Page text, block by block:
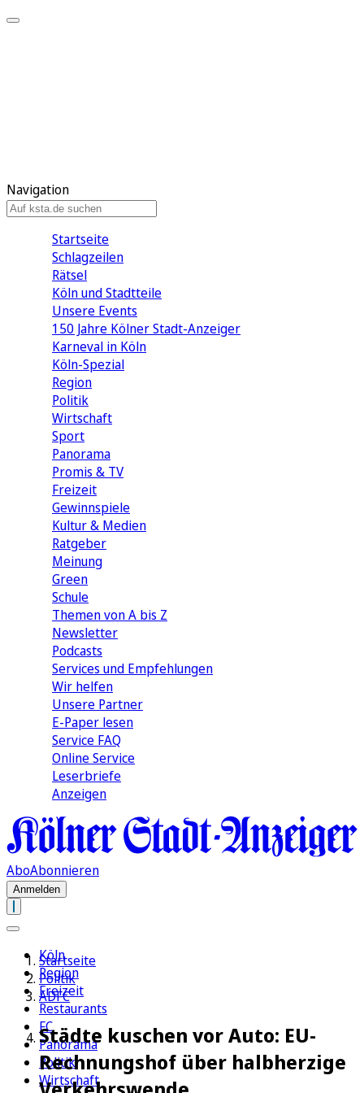
Navigation
Startseite
Schlagzeilen
Rätsel
Köln und Stadtteile
Unsere Events
150 Jahre Kölner Stadt-Anzeiger
Karneval in Köln
Köln-Spezial
Region
Politik
Wirtschaft
Sport
Panorama
Promis & TV
Freizeit
Gewinnspiele
Kultur & Medien
Ratgeber
Meinung
Green
Schule
Themen von A bis Z
Newsletter
Podcasts
Services und Empfehlungen
Wir helfen
Unsere Partner
E-Paper lesen
Service FAQ
Online Service
Leserbriefe
Anzeigen
AboAbonnieren
Anmelden
Köln
Region
Freizeit
Restaurants
FC
Panorama
Politik
Wirtschaft
Startseite
Politik
ADFC
Städte kuschen vor Auto: EU-
Rechnungshof über halbherzige